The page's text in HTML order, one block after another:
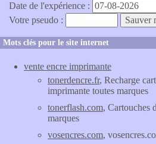
Date de l'expérience :
Votre pseudo :
Mots clés pour le site internet
vente encre imprimante
tonerdencre.fr, Recharge
imprimante toutes marques
tonerflash.com, Cartouches
marques
vosencres.com,